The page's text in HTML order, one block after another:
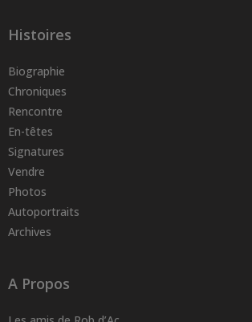
Histoires
Biographie
Chroniques
Rencontre
En-têtes
Signatures
Vendre
Photos
Autoportraits
Archives
A Propos